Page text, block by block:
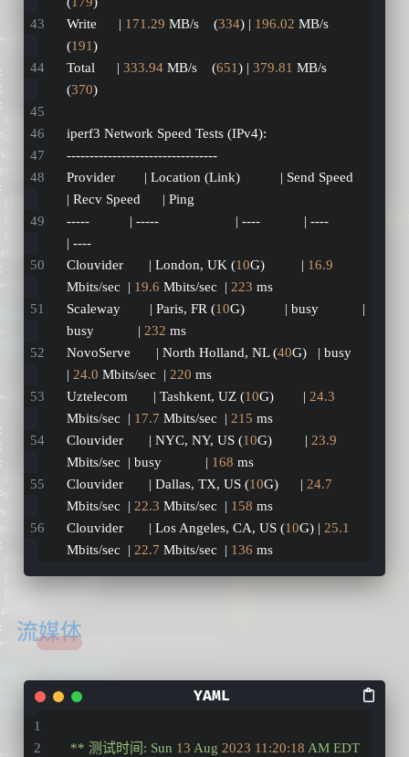
Write      | 171.29 MB/s    (334) | 196.02 MB/s
(191)
Total      | 333.94 MB/s    (651) | 379.81 MB/s
(370)
iperf3 Network Speed Tests (IPv4):
---------------------------------
Provider        | Location (Link)           | Send Speed
| Recv Speed      | Ping
-----           | -----                     | ----            | ----
| ----
Clouvider       | London, UK (10G)          | 16.9
Mbits/sec  | 19.6 Mbits/sec  | 223 ms
Scaleway        | Paris, FR (10G)           | busy            |
busy            | 232 ms
NovoServe       | North Holland, NL (40G)   | busy
| 24.0 Mbits/sec  | 220 ms
Uztelecom       | Tashkent, UZ (10G)        | 24.3
Mbits/sec  | 17.7 Mbits/sec  | 215 ms
Clouvider       | NYC, NY, US (10G)         | 23.9
Mbits/sec  | busy            | 168 ms
Clouvider       | Dallas, TX, US (10G)      | 24.7
Mbits/sec  | 22.3 Mbits/sec  | 158 ms
Clouvider       | Los Angeles, CA, US (10G) | 25.1
Mbits/sec  | 22.7 Mbits/sec  | 136 ms
流媒体
** 测试时间: Sun 13 Aug 2023 11:20:18 AM EDT